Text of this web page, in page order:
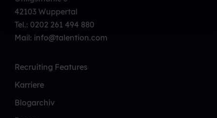
42103 Wuppertal
Tel.: 0202 261 494 880
Mail: info@talention.com
Recruiting Features
Karriere
Blogarchiv